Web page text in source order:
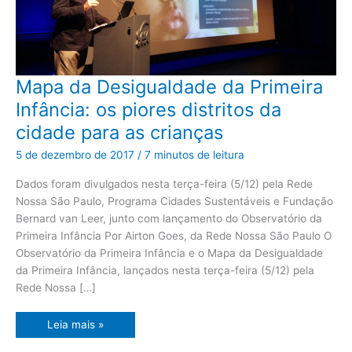
Mapa da Desigualdade da Primeira
Infância: os piores distritos da
cidade para as crianças
5 de dezembro de 2017 / 7 minutos de leitura
Dados foram divulgados nesta terça-feira (5/12) pela Rede
Nossa São Paulo, Programa Cidades Sustentáveis e Fundação
Bernard van Leer, junto com lançamento do Observatório da
Primeira Infância Por Airton Goes, da Rede Nossa São Paulo O
Observatório da Primeira Infância e o Mapa da Desigualdade
da Primeira Infância, lançados nesta terça-feira (5/12) pela
Rede Nossa […]
Mapa
da
Desigualdade
da
Primeira
Infância:
os
piores
distritos
cidade
para
as
crianças
Leia mais »